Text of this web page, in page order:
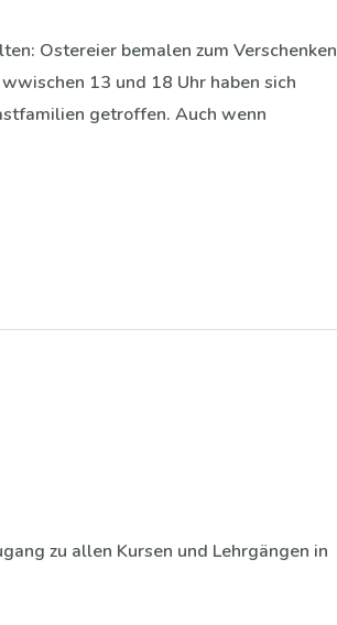
Ostereier bemalen zum Verschenken
13 und 18 Uhr haben sich
getroffen. Auch wenn
zu allen Kursen und Lehrgängen in